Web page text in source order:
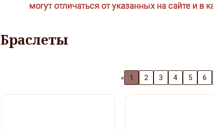
могут отличаться от указанных на сайте и в
Браслеты
« 1 2 3 4 5 6